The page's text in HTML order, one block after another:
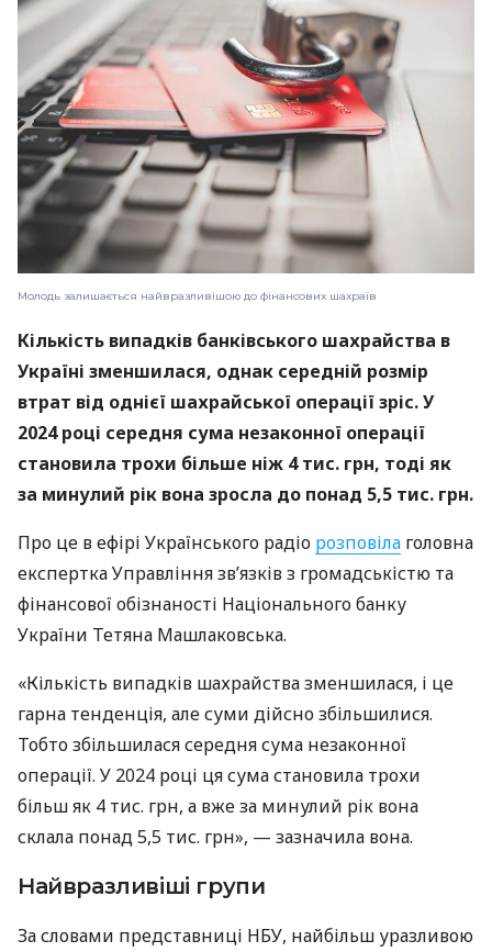
Молодь залишається найвразливішою до фінансових шахраїв
Кількість випадків банківського шахрайства в
Україні зменшилася, однак середній розмір
втрат від однієї шахрайської операції зріс. У
2024 році середня сума незаконної операції
становила трохи більше ніж 4 тис. грн, тоді як
за минулий рік вона зросла до понад 5,5 тис. грн.
Про це в ефірі Українського радіо розповіла головна
експертка Управління зв’язків з громадськістю та
фінансової обізнаності Національного банку
України Тетяна Машлаковська.
«Кількість випадків шахрайства зменшилася, і це
гарна тенденція, але суми дійсно збільшилися.
Тобто збільшилася середня сума незаконної
операції. У 2024 році ця сума становила трохи
більш як 4 тис. грн, а вже за минулий рік вона
склала понад 5,5 тис. грн», — зазначила вона.
Найвразливіші групи
За словами представниці НБУ, найбільш уразливою